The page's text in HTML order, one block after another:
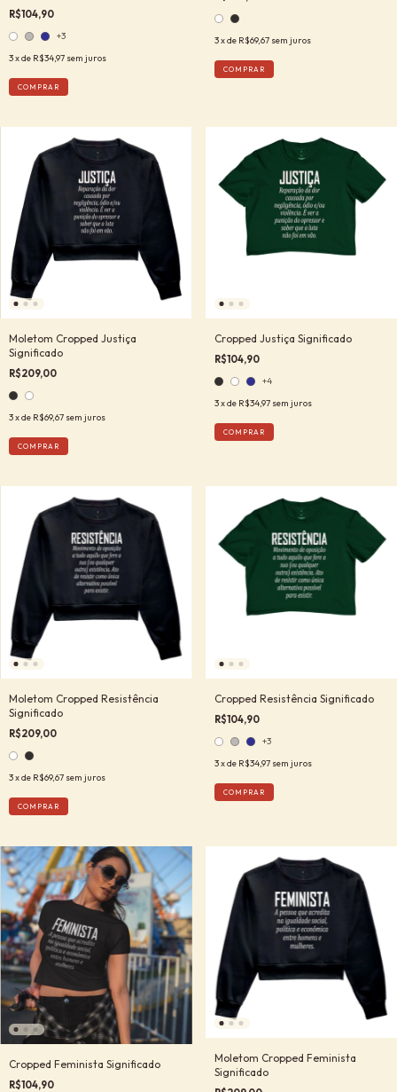
R$104,90
+3
3x de R$34,97 sem juros
COMPRAR
3x de R$69,67 sem juros
COMPRAR
Moletom Cropped Justiça
Significado
R$209,00
3x de R$69,67 sem juros
COMPRAR
Cropped Justiça Significado
R$104,90
+4
3x de R$34,97 sem juros
COMPRAR
Moletom Cropped Resistência
Significado
R$209,00
3x de R$69,67 sem juros
COMPRAR
Cropped Resistência Significado
R$104,90
+3
3x de R$34,97 sem juros
COMPRAR
Cropped Feminista Significado
R$104,90
Moletom Cropped Feminista
Significado